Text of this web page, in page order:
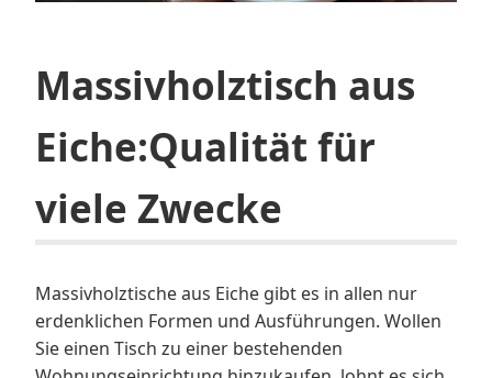
Massivholztisch aus
Eiche:Qualität für
viele Zwecke
Massivholztische aus Eiche gibt es in allen nur
erdenklichen Formen und Ausführungen. Wollen
Sie einen Tisch zu einer bestehenden